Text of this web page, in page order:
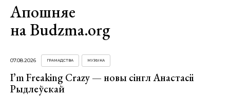
Апошняе
на Budzma.org
07.08.2026 ГРАМАДСТВА МУЗЫКА
I’m Freaking Crazy — новы сінгл Анастасіі
Рыдлеўскай